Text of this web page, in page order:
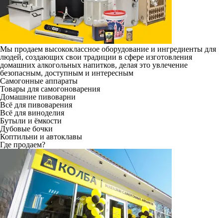
Мы продаем высококлассное оборудование и ингредиенты для
людей, создающих свои традиции в сфере изготовления
домашних алкогольных напитков, делая это увлечение
безопасным, доступным и интересным
Самогонные аппараты
Товары для самогоноварения
Домашние пивоварни
Всё для пивоварения
Всё для виноделия
Бутыли и ёмкости
Дубовые бочки
Коптильни и автоклавы
Где продаем?